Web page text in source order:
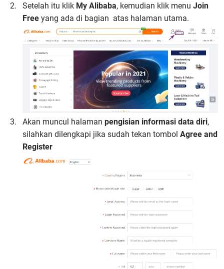
Setelah itu klik My Alibaba, kemudian klik menu Join
Free yang ada di bagian atas halaman utama.
Akan muncul halaman pengisian informasi data diri,
silahkan dilengkapi jika sudah tekan tombol Agree and
Register